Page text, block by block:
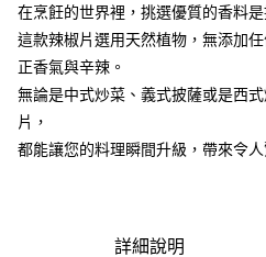
Apple Pay
街口支付
悠遊付
全盈+PAY
AFTEE先享後付是「在收到商品之後才
在烹飪的世界裡，挑選優質的香料
這款辣椒片選用天然植物，無添加
正香氣與辛辣。
無論是中式炒菜、義式披薩或是西
片，
都能讓您的料理瞬間升級，帶來令人
詳細說明